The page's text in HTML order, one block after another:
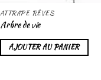
ATTRAPE RÊVES
Arbre de vie
AJOUTER AU PANIER